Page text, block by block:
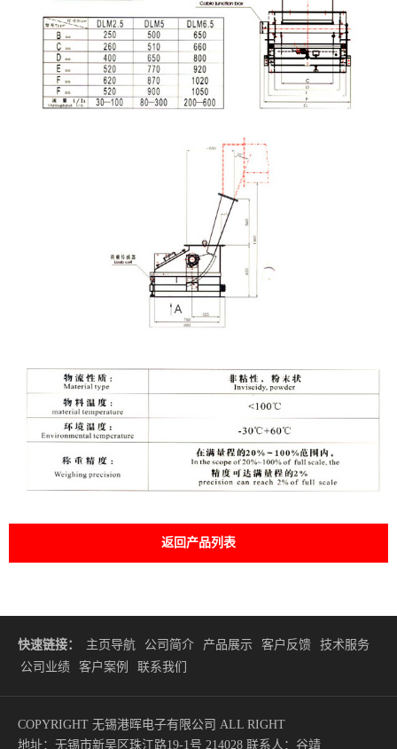
返回产品列表
快速链接： 主页导航 公司简介 产品展示 客户反馈
技术服务
公司业绩
客户案例 联系我们
COPYRIGHT 无锡港晖电子有限公司 ALL RIGHT
地址：无锡市新吴区珠江路19-1号 214028 联系人：谷靖